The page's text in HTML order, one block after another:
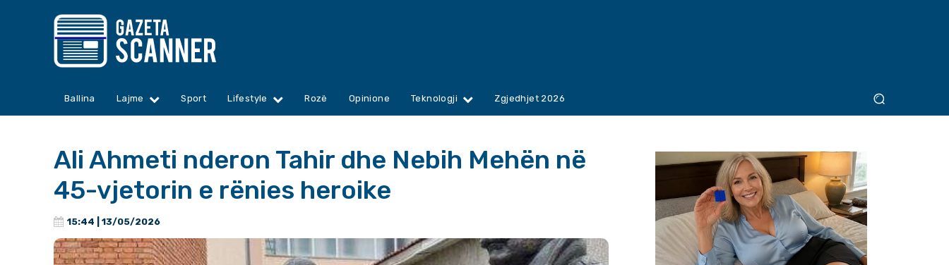
Ballina Lajme Sport Lifestyle Rozë Opinione Teknologji Zgjedhjet 2026
Ali Ahmeti nderon Tahir dhe Nebih Mehën në
45-vjetorin e rënies heroike
15:44 | 13/05/2026